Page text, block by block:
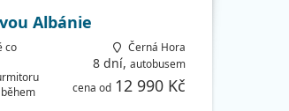
Albánie
co
Černá Hora
8 dní, autobusem
cena od 12 990 Kč